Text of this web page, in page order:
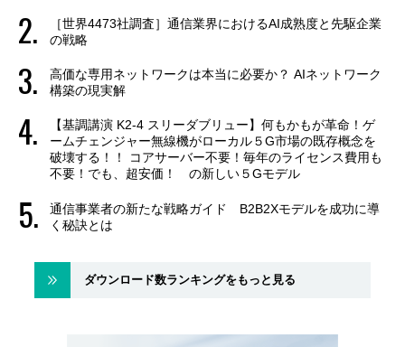
［世界4473社調査］通信業界におけるAI成熟度と先駆企業
の戦略
高価な専用ネットワークは本当に必要か？ AIネットワーク
構築の現実解
【基調講演 K2-4 スリーダブリュー】何もかもが革命！ゲ
ームチェンジャー無線機がローカル５G市場の既存概念を
破壊する！！ コアサーバー不要！毎年のライセンス費用も
不要！でも、超安価！ の新しい５Gモデル
通信事業者の新たな戦略ガイド B2B2Xモデルを成功に導
く秘訣とは
ダウンロード数ランキングをもっと見る